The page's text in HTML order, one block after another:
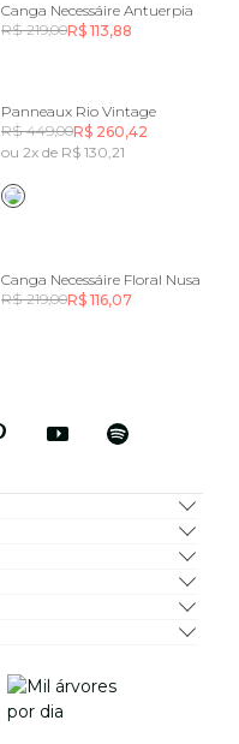
Canga Necessáire Antuerpia
R$ 219,00R$ 113,88
Panneaux Rio Vintage
R$ 449,00R$ 260,42
ou 2x de R$ 130,21
Canga Necessáire Floral Nusa
R$ 219,00R$ 116,07